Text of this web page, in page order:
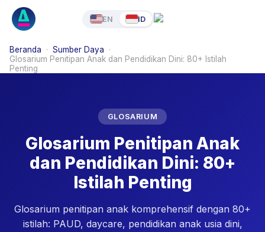
EN ID
Beranda · Sumber Daya
·
Glosarium Penitipan Anak dan Pendidikan Dini: 80+ Istilah
Penting
GLOSARIUM
Glosarium Penitipan Anak
dan Pendidikan Dini: 80+
Istilah Penting
Glosarium penitipan anak komprehensif dengan 80+
istilah: PAUD, daycare, pendidikan anak usia dini,